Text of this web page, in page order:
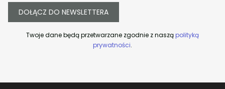
DOŁĄCZ DO NEWSLETTERA
Twoje dane będą przetwarzane zgodnie z nasząpolityką
prywatności.